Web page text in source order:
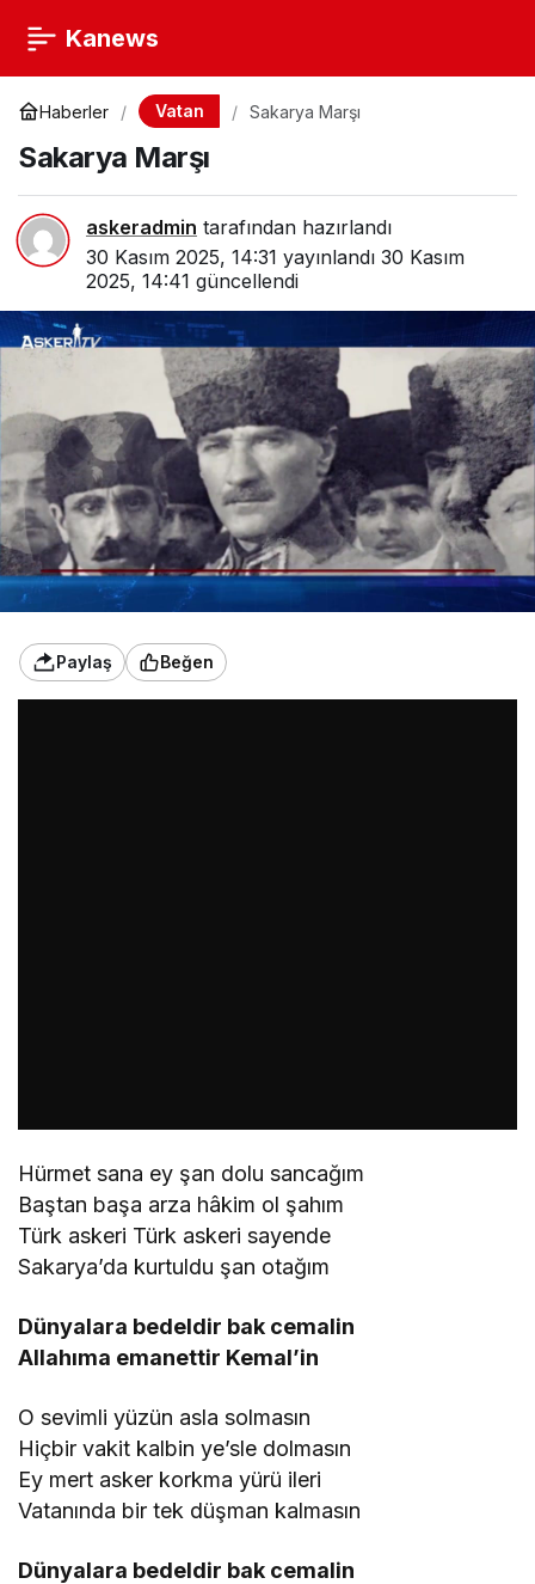
Kanews
Haberler Vatan Sakarya Marşı
Sakarya Marşı
askeradmin tarafından hazırlandı
30 Kasım 2025, 14:31 yayınlandı 30 Kasım
2025, 14:41 güncellendi
Paylaş Beğen
Hürmet sana ey şan dolu sancağım
Baştan başa arza hâkim ol şahım
Türk askeri Türk askeri sayende
Sakarya’da kurtuldu şan otağım
Dünyalara bedeldir bak cemalin
Allahıma emanettir Kemal’in
O sevimli yüzün asla solmasın
Hiçbir vakit kalbin ye’sle dolmasın
Ey mert asker korkma yürü ileri
Vatanında bir tek düşman kalmasın
Dünyalara bedeldir bak cemalin